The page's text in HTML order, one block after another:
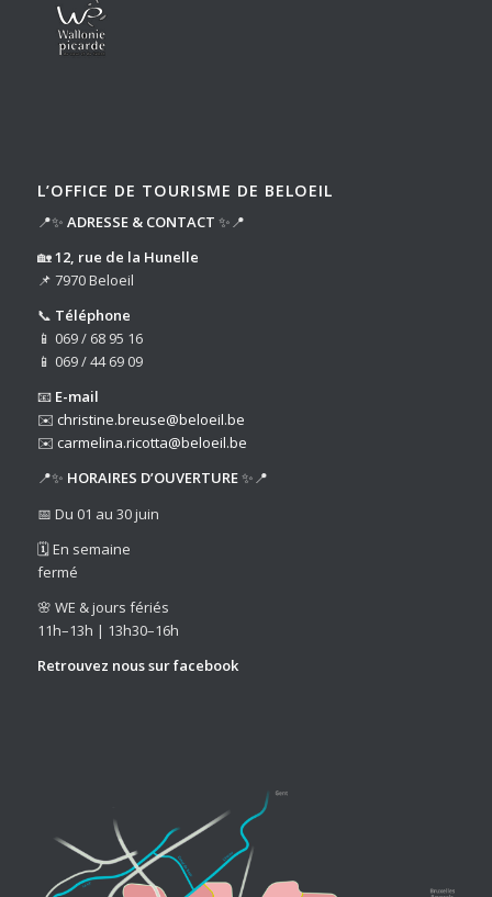
L’OFFICE DE TOURISME DE BELOEIL
📍✨ ADRESSE & CONTACT ✨📍
🏡12, rue de la Hunelle
📌 7970 Beloeil
📞 Téléphone
📱 069 / 68 95 16
📱 069 / 44 69 09
📧 E-mail
✉️ christine.breuse@beloeil.be
✉️ carmelina.ricotta@beloeil.be
📍✨ HORAIRES D’OUVERTURE✨📍
📅 Du 01 au 30 juin
🗓️ En semaine
fermé
🌸 WE & jours fériés
11h–13h | 13h30–16h
Retrouvez nous surfacebook